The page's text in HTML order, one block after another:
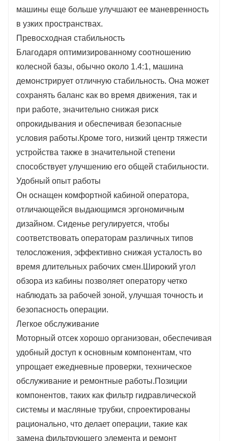
машины еще больше улучшают ее маневренность
в узких пространствах.
Превосходная стабильность
Благодаря оптимизированному соотношению
колесной базы, обычно около 1.4:1, машина
демонстрирует отличную стабильность. Она может
сохранять баланс как во время движения, так и
при работе, значительно снижая риск
опрокидывания и обеспечивая безопасные
условия работы.Кроме того, низкий центр тяжести
устройства также в значительной степени
способствует улучшению его общей стабильности.
Удобный опыт работы
Он оснащен комфортной кабиной оператора,
отличающейся выдающимся эргономичным
дизайном. Сиденье регулируется, чтобы
соответствовать операторам различных типов
телосложения, эффективно снижая усталость во
время длительных рабочих смен.Широкий угол
обзора из кабины позволяет оператору четко
наблюдать за рабочей зоной, улучшая точность и
безопасность операции.
Легкое обслуживание
Моторный отсек хорошо организован, обеспечивая
удобный доступ к основным компонентам, что
упрощает ежедневные проверки, техническое
обслуживание и ремонтные работы.Позиции
компонентов, таких как фильтр гидравлической
системы и масляные трубки, спроектированы
рационально, что делает операции, такие как
замена фильтрующего элемента и ремонт